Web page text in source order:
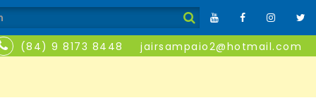
(84) 9 8173 8448 jairsampaio2@hotmail.com